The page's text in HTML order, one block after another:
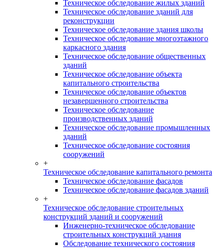
Техническое обследование жилых зданий
Техническое обследование зданий для
реконструкции
Техническое обследование здания школы
Техническое обследование многоэтажного
каркасного здания
Техническое обследование общественных
зданий
Техническое обследование объекта
капитального строительства
Техническое обследование объектов
незавершенного строительства
Техническое обследование
производственных зданий
Техническое обследование промышленных
зданий
Техническое обследование состояния
сооружений
+
Техническое обследование капитального ремонта
Техническое обследование фасадов
Техническое обследование фасадов зданий
+
Техническое обследование строительных
конструкций зданий и сооружений
Инженерно-техническое обследование
строительных конструкций здания
Обследование технического состояния